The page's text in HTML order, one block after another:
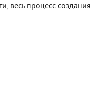
весь процесс создания